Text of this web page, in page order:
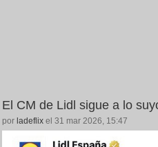
El CM de Lidl sigue a lo
por ladeflix el 31 mar 2026, 15:47